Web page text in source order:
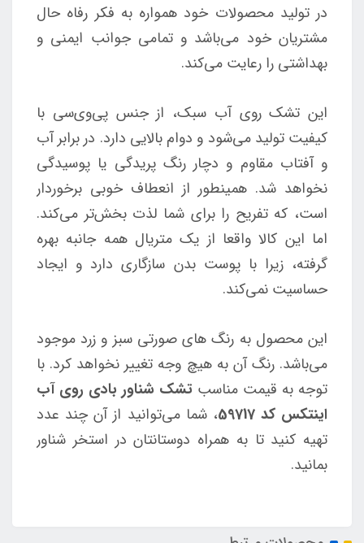
در تولید محصولات خود همواره به فکر رفاه حال
مشتریان خود می‌باشد و تمامی جوانب ایمنی و
بهداشتی را رعایت می‌کند.
این تشک روی آب سبک، از جنس پی‌وی‌سی با
کیفیت تولید می‌شود و دوام بالایی دارد. در برابر آب
و آفتاب مقاوم و دچار رنگ پریدگی یا پوسیدگی
نخواهد شد. همینطور از انعطاف خوبی برخوردار
است، که تفریح را برای شما لذت بخش‌تر می‌کند.
اما این کالا واقعا از یک متریال همه جانبه بهره
گرفته، زیرا با پوست بدن سازگاری دارد و ایجاد
حساسیت نمی‌کند.
این محصول به رنگ های صورتی سبز و زرد موجود
می‌باشد. رنگ آن به هیچ وجه تغییر نخواهد کرد. با
توجه به قیمت مناسب تشک شناور بادی روی آب
اینتکس کد 59717
، شما می‌توانید از آن چند عدد
تهیه کنید تا به همراه دوستانتان در استخر شناور
بمانید.